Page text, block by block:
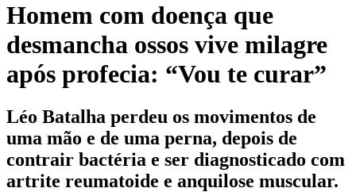
Homem com doença que
desmancha ossos vive milagre
após profecia: “Vou te curar”
Léo Batalha perdeu os movimentos de
uma mão e de uma perna, depois de
contrair bactéria e ser diagnosticado com
artrite reumatoide e anquilose muscular.